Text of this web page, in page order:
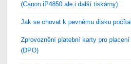
(Canon iP4850 ale i další tiskárny)
Jak se chovat k pevnému disku
Zprovoznění platební karty pro
(DPO)